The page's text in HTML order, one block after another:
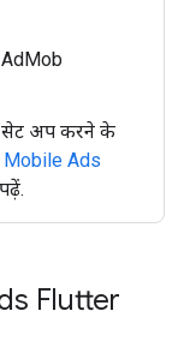
सेट अप करने के
Mobile Ads
Flutter